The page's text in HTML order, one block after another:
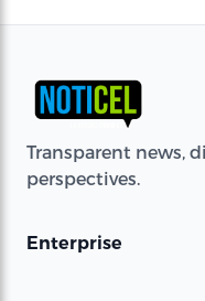
Transparent news,
perspectives.
Enterprise